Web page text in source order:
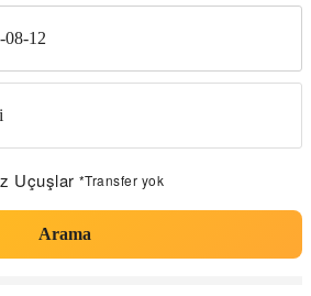
08-12
Uçuşlar *Transfer yok
Arama